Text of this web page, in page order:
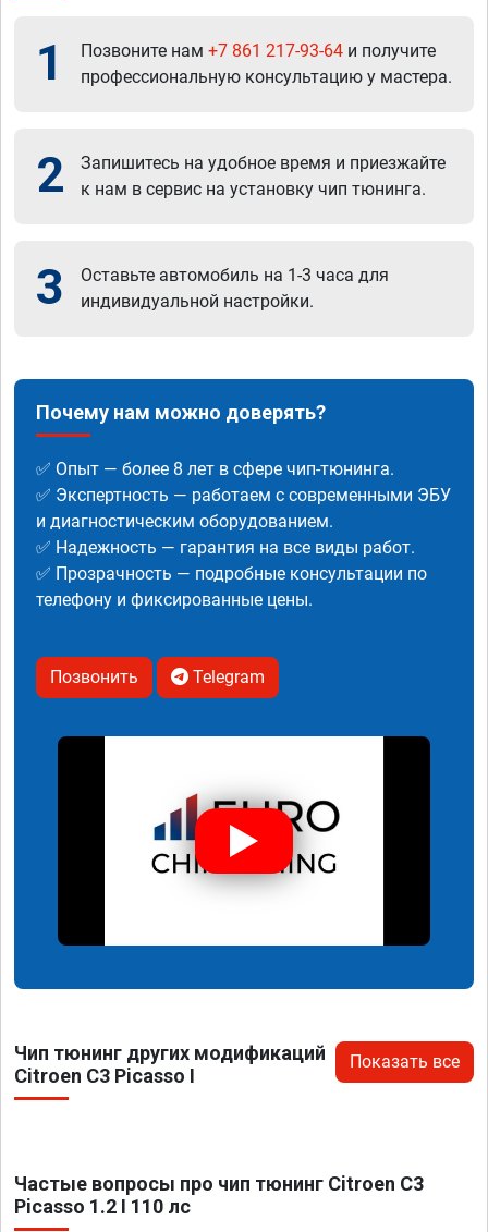
1 Позвоните нам +7 861 217-93-64 и получите
профессиональную консультацию у мастера.
2
Запишитесь на удобное время и приезжайте
к нам в сервис на установку чип тюнинга.
3
Оставьте автомобиль на 1-3 часа для
индивидуальной настройки.
Почему нам можно доверять?
✅ Опыт — более 8 лет в сфере чип-тюнинга.
✅ Экспертность — работаем с современными ЭБУ
и диагностическим оборудованием.
✅ Надежность — гарантия на все виды работ.
✅ Прозрачность — подробные консультации по
телефону и фиксированные цены.
Позвонить Telegram
Чип тюнинг других модификаций
Citroen C3 Picasso I
Показать все
Частые вопросы про чип тюнинг Citroen C3
Picasso 1.2 I 110 лс